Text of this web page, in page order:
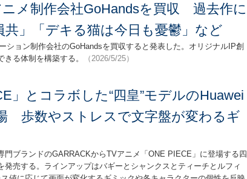
ニメ制作会社GoHandsを買収 過去作に
共」「デキる猫は今日も憂鬱」など
ション制作会社のGoHandsを買収すると発表した。オリジナルIP創
る体制を構築する。
（2026/5/25）
」とコラボした“四皇”モデルのHuawei
歩数やストレスで文字盤が変わるギ
門ブランドのGARRACKからTVアニメ「ONE PIECE」に登場する四
発売する。ラインアップはバギーとシャンクスとティーチとルフィ